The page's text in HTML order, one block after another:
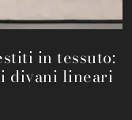
in tessuto:
divani lineari